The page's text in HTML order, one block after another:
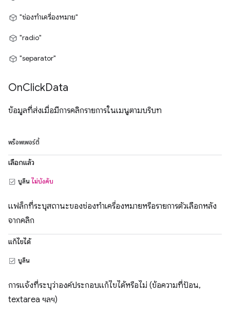
"ช่องทำเครื่องหมาย"
"radio"
"separator"
OnClickData
ข้อมูลที่ส่งเมื่อมีการคลิกรายการในเมนูตามบริบท
พร็อพเพอร์ตี้
เลือกแล้ว
บูลีน ไม่บังคับ
แฟล็กที่ระบุสถานะของช่องทำเครื่องหมายหรือรายการตัวเลือกหลัง
จากคลิก
แก้ไขได้
บูลีน
การแจ้งที่ระบุว่าองค์ประกอบแก้ไขได้หรือไม่ (ข้อความที่ป้อน,
textarea ฯลฯ)